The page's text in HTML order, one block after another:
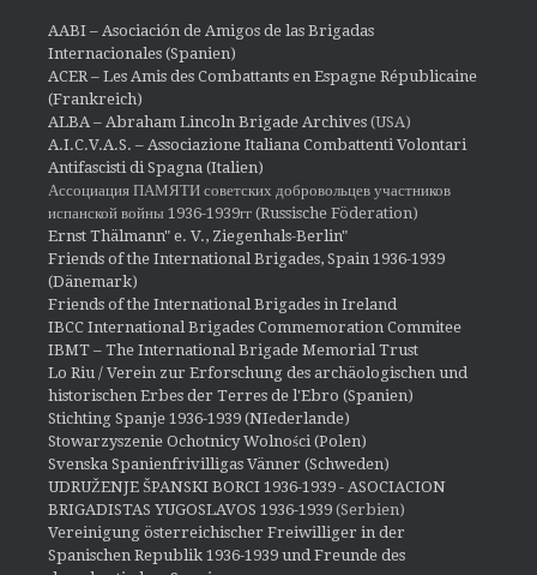
AABI – Asociación de Amigos de las Brigadas
Internacionales (Spanien)
ACER – Les Amis des Combattants en Espagne Républicaine
(Frankreich)
ALBA – Abraham Lincoln Brigade Archives (USA)
A.I.C.V.A.S. – Associazione Italiana Combattenti Volontari
Antifascisti di Spagna (Italien)
Ассоциация ПАМЯТИ советских добровольцев участников
испанской войны 1936-1939гг (Russische Föderation)
Ernst Thälmann" e. V., Ziegenhals-Berlin"
Friends of the International Brigades, Spain 1936-1939
(Dänemark)
Friends of the International Brigades in Ireland
IBCC International Brigades Commemoration Commitee
IBMT – The International Brigade Memorial Trust
Lo Riu / Verein zur Erforschung des archäologischen und
historischen Erbes der Terres de l'Ebro (Spanien)
Stichting Spanje 1936-1939 (NIederlande)
Stowarzyszenie Ochotnicy Wolności (Polen)
Svenska Spanienfrivilligas Vänner (Schweden)
UDRUŽENJE ŠPANSKI BORCI 1936-1939 - ASOCIACION
BRIGADISTAS YUGOSLAVOS 1936-1939 (Serbien)
Vereinigung österreichischer Freiwilliger in der
Spanischen Republik 1936-1939 und Freunde des